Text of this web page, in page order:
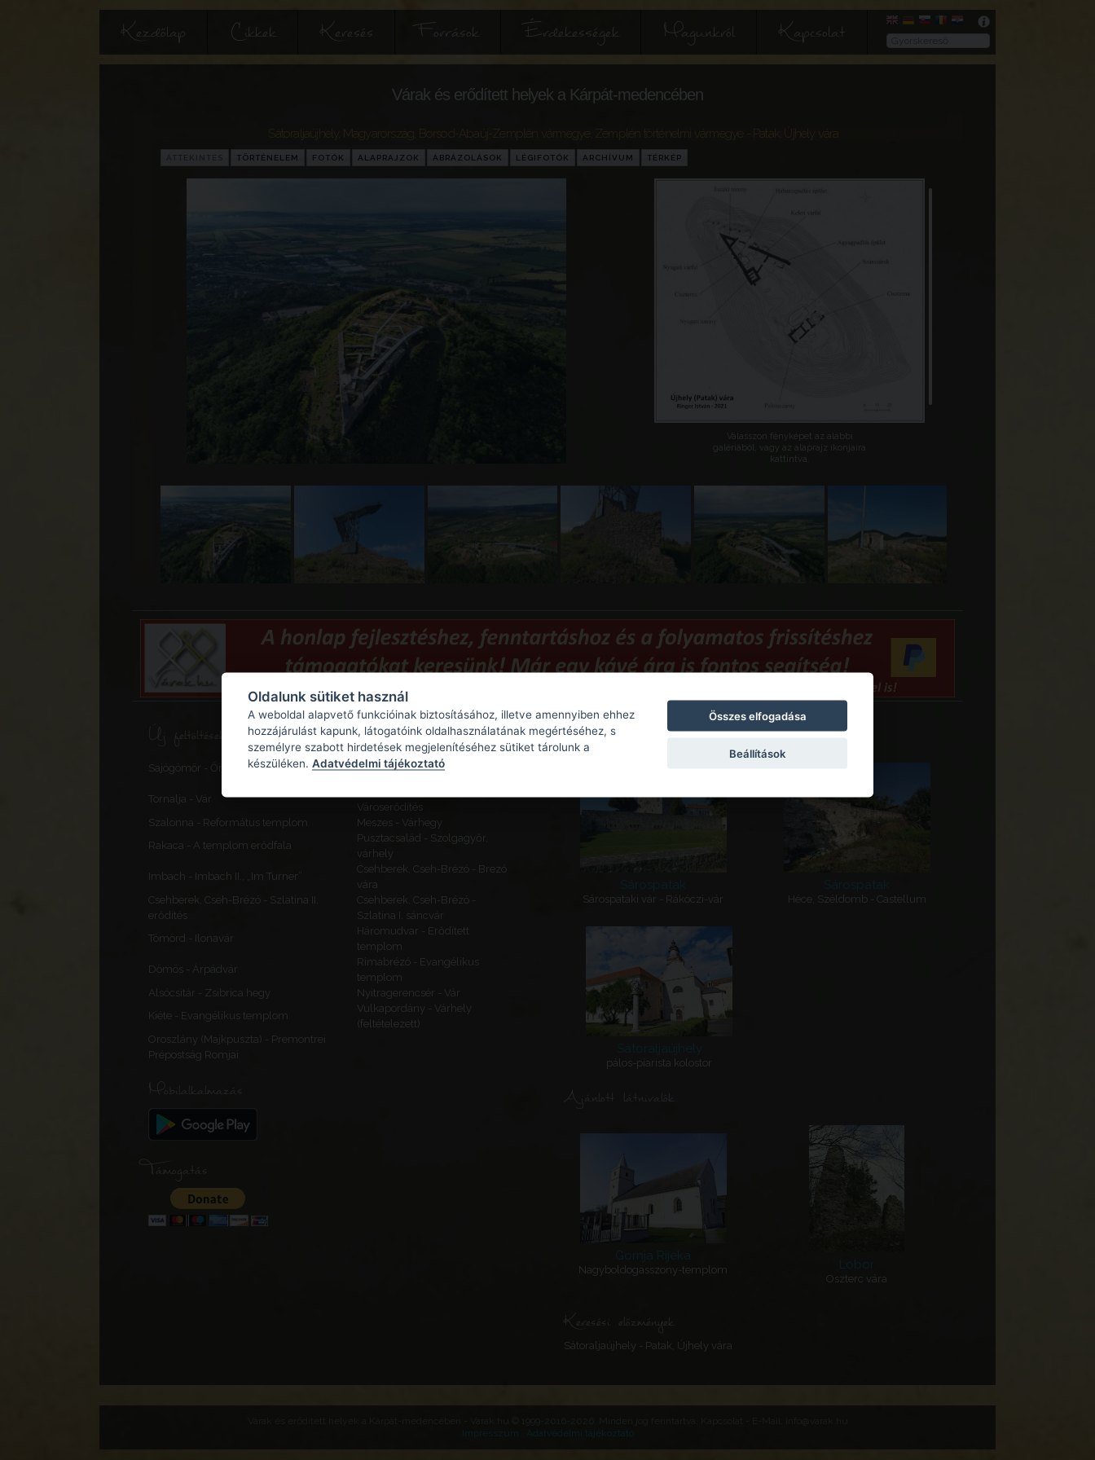
Kezdőlap Cikkek Keresés Források Érdekességek Magunkról Kapcsolat
Várak és erődített helyek a Kárpát-medencében
Sátoraljaújhely Magyarország Borsod-Abaúj-Zemplén vármegye Zemplén történelmi vármegye - Patak, Újhely vára
TÖRTÉNELEM FOTÓK ALAPRAJZOK ÁBRÁZOLÁSOK LÉGIFOTÓK ARCHÍVUM TÉRKÉP
Válasszon fényképet az alábbi
galériából, vagy az alaprajz ikonjaira
kattintva.
Új feltöltések, frissítések
Sajógömör - Őrtorony, elővédmű
Sajógömör - Várhegy - Gömör
Tornalja - Vár
Városerődítés
Szalonna - Református templom
Meszes - Várhegy
Rakaca - A templom erődfala
Pusztacsalád - Szolgagyőr,
várhely
Imbach - Imbach II., „Im Turner”
Csehberek, Cseh-Brézó - Brezó
vára
Csehberek, Cseh-Brézó - Szlatina II.
erődítés
Csehberek, Cseh-Brézó -
Szlatina I. sáncvár
Tömörd - Ilonavár
Háromudvar - Erődített
templom
Dömös - Árpádvár
Rimabrézó - Evangélikus
templom
Alsócsitár - Zsibrica hegy
Nyitragerencsér - Vár
Kiéte - Evangélikus templom
Vulkapordány - Várhely
(feltételezett)
Oroszlány (Majkpuszta) - Premontrei
Prépostság Romjai
Mobilalkalmazás
Támogatás
Kapcsolódó látnivalók
Sárospatak
Sárospataki vár - Rákóczi-vár
Sárospatak
Héce, Széldomb - Castellum
Sátoraljaújhely
pálos-piarista kolostor
Ajánlott látnivalók
Gornja Rijeka
Nagyboldogasszony-templom Lobor
Oszterc vára
Keresési előzmények
Sátoraljaújhely - Patak, Újhely vára
Impresszum
Adatvédelmi tájékoztató
Oldalunk sütiket használ
A weboldal alapvető funkcióinak biztosításához, illetve amennyiben ehhez
hozzájárulást kapunk, látogatóink oldalhasználatának megértéséhez, s
személyre szabott hirdetések megjelenítéséhez sütiket tárolunk a
készüléken. Adatvédelmi tájékoztató
Összes elfogadása
Beállítások